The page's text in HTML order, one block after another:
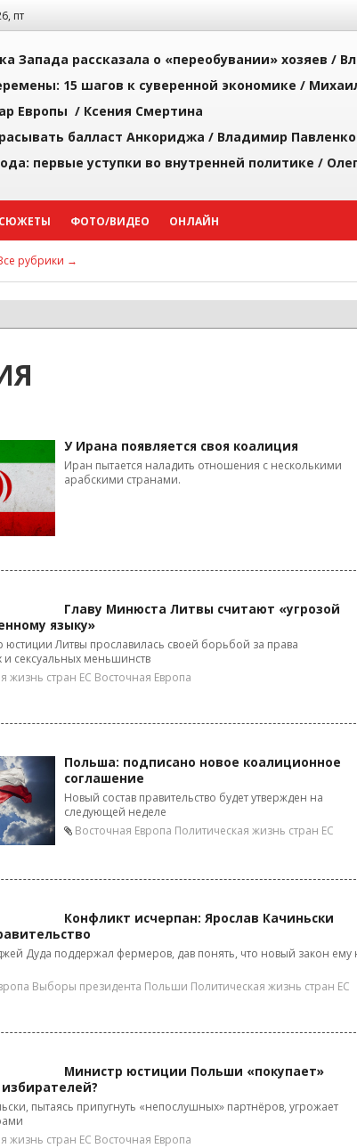
пт
Запада рассказала о «переобувании» хозяев /
15 шагов к суверенной экономике /
Европы / Ксения Смертина
балласт Анкориджа / Владимир Павленко
первые уступки во внутренней политике /
СЮЖЕТЫ ФОТО/ВИДЕО ОНЛАЙН
рубрики →
У Ирана появляется своя коалиция
Иран пытается наладить отношения с несколькими
арабскими странами.
Главу Минюста Литвы считают «угрозой
языку»
юстиции Литвы прославилась своей борьбой за права
сексуальных меньшинств
жизнь стран ЕС Восточная Европа
Польша: подписано новое коалиционное
соглашение
Новый состав правительство будет утвержден на
следующей неделе
Восточная Европа Политическая жизнь стран ЕС
Конфликт исчерпан: Ярослав Качиньски
Дуда поддержал фермеров, дав понять, что новый закон ему
Выборы президента Польши Политическая жизнь стран ЕС
Министр юстиции Польши «покупает»
пытаясь припугнуть «непослушных» партнёров, угрожает
жизнь стран ЕС Восточная Европа